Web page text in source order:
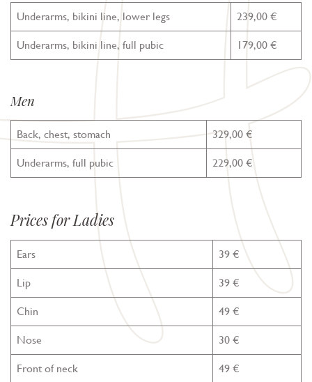
Underarms, bikini line, lower legs 239,00 €
Underarms, bikini line, full pubic 179,00 €
Men
Back, chest, stomach 329,00 €
Underarms, full pubic 229,00 €
Prices for Ladies
Ears 39 €
Lip 39 €
Chin 49 €
Nose 30 €
Front of neck 49 €